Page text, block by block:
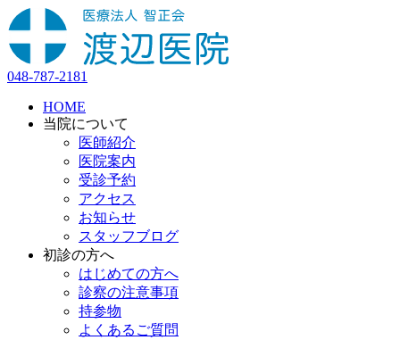
048-787-2181
HOME
当院について
医師紹介
医院案内
受診予約
アクセス
お知らせ
スタッフブログ
初診の方へ
はじめての方へ
診察の注意事項
持参物
よくあるご質問